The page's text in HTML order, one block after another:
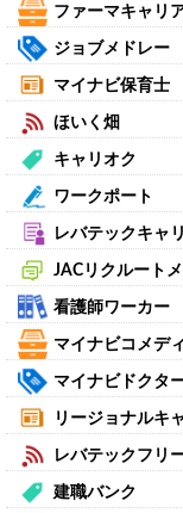
ファーマキャリ
ジョブメドレー
マイナビ保育士
ほいく畑
キャリオク
ワークポート
レバテックキャ
JACリクルート
看護師ワーカー
マイナビコメデ
マイナビドクタ
リージョナルキ
レバテックフリ
建職バンク